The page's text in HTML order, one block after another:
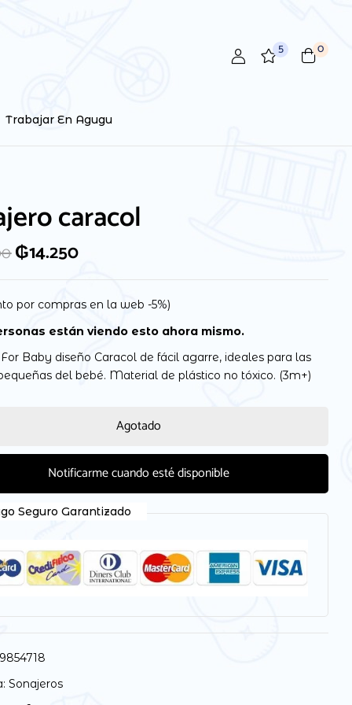
5 0
Trabajar En Agugu
caracol
₲14.250
por compras en la web -5%)
están viendo esto ahora mismo.
Baby diseño Caracol de fácil agarre, ideales para las
del bebé. Material de plástico no tóxico. (3m+)
Agotado
Notificarme cuando esté disponible
Seguro Garantizado
Sonajeros
no será publicada.